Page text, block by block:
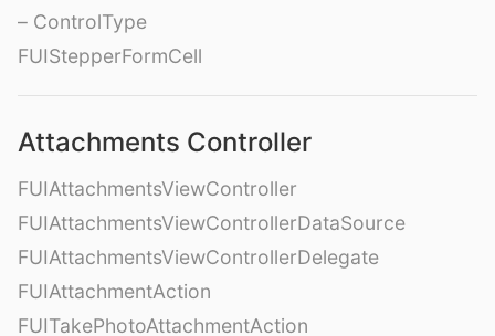
– ControlType
FUIStepperFormCell
Attachments Controller
FUIAttachmentsViewController
FUIAttachmentsViewControllerDataSource
FUIAttachmentsViewControllerDelegate
FUIAttachmentAction
FUITakePhotoAttachmentAction